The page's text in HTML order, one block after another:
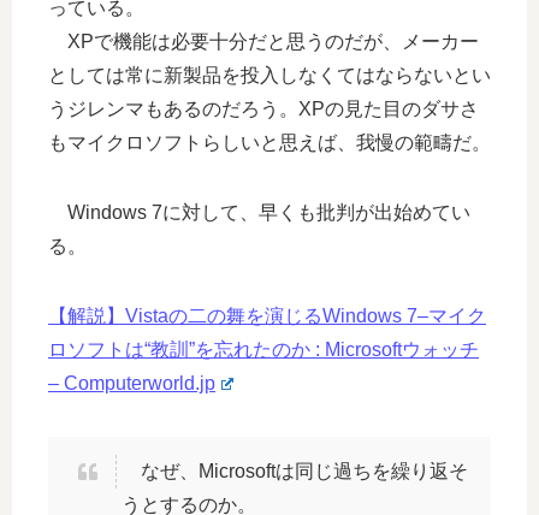
っている。
XPで機能は必要十分だと思うのだが、メーカー
としては常に新製品を投入しなくてはならないとい
うジレンマもあるのだろう。XPの見た目のダサさ
もマイクロソフトらしいと思えば、我慢の範疇だ。
Windows 7に対して、早くも批判が出始めてい
る。
【解説】Vistaの二の舞を演じるWindows 7–マイク
ロソフトは“教訓”を忘れたのか : Microsoftウォッチ
– Computerworld.jp
なぜ、Microsoftは同じ過ちを繰り返そ
うとするのか。